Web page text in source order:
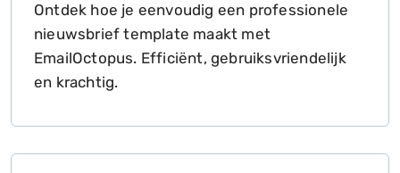
Ontdek hoe je eenvoudig een professionele
nieuwsbrief template maakt met
EmailOctopus. Efficiënt, gebruiksvriendelijk
en krachtig.